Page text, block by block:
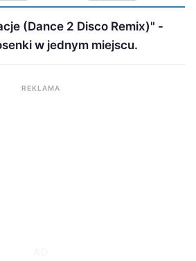
(Dance 2 Disco Remix)" -
w jednym miejscu.
REKLAMA